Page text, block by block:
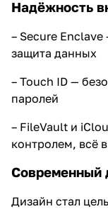
Надёжность
– Secure
защита данных
– Touch ID —
паролей
– FileVault и
контролем, всё
Современный
Дизайн стал